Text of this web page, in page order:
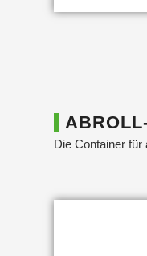
Die Container für